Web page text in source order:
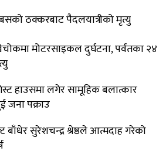
ठक्करबाट पैदलयात्रीको मृत्यु
मोटरसाइकल दुर्घटना, पर्वतका २४
हाउसमा लगेर सामूहिक बलात्कार
जना पक्राउ
बाँधेर सुरेशचन्द्र श्रेष्ठले आत्मदाह गरेको